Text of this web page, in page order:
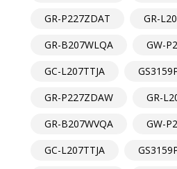
GR-P227ZDAT
GR-
GR-B207WLQA
GW-
GC-L207TTJA
GR-P227ZDAW
GR-
GR-B207WVQA
GW-
GC-L207TTJA